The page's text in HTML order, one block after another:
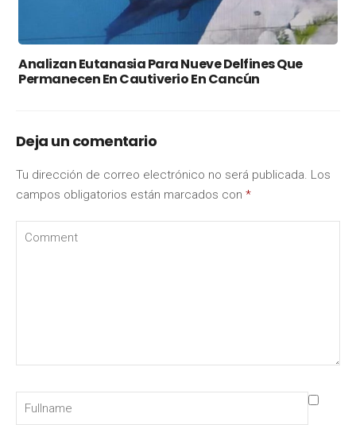
Analizan Eutanasia Para Nueve Delfines Que
Permanecen En Cautiverio En Cancún
Deja un comentario
Tu dirección de correo electrónico no será publicada. Los
campos obligatorios están marcados con *